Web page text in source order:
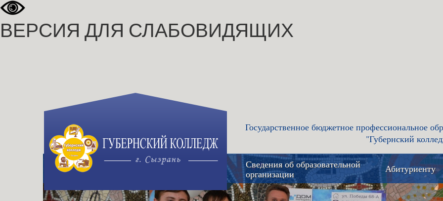
ВЕРСИЯ ДЛЯ СЛАБОВИДЯЩИХ
Государственное бюджетное профессиональное
"Губернский
Сведения об образовательной
организации
Абитуриенту